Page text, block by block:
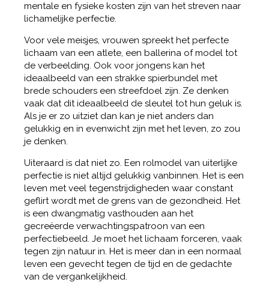
mentale en fysieke kosten zijn van het streven naar
lichamelijke perfectie.
Voor vele meisjes, vrouwen spreekt het perfecte
lichaam van een atlete, een ballerina of model tot
de verbeelding. Ook voor jongens kan het
ideaalbeeld van een strakke spierbundel met
brede schouders een streefdoel zijn. Ze denken
vaak dat dit ideaalbeeld de sleutel tot hun geluk is.
Als je er zo uitziet dan kan je niet anders dan
gelukkig en in evenwicht zijn met het leven, zo zou
je denken.
Uiteraard is dat niet zo. Een rolmodel van uiterlijke
perfectie is niet altijd gelukkig vanbinnen. Het is een
leven met veel tegenstrijdigheden waar constant
geflirt wordt met de grens van de gezondheid. Het
is een dwangmatig vasthouden aan het
gecreëerde verwachtingspatroon van een
perfectiebeeld. Je moet het lichaam forceren, vaak
tegen zijn natuur in. Het is meer dan in een normaal
leven een gevecht tegen de tijd en de gedachte
van de vergankelijkheid.